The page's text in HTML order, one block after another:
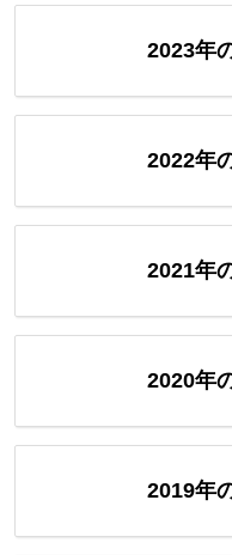
2023年
2022年
2021年
2020年
2019年